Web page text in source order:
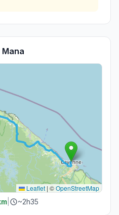
Mana
Leaflet | ©OpenStreetMap
| ~2h35